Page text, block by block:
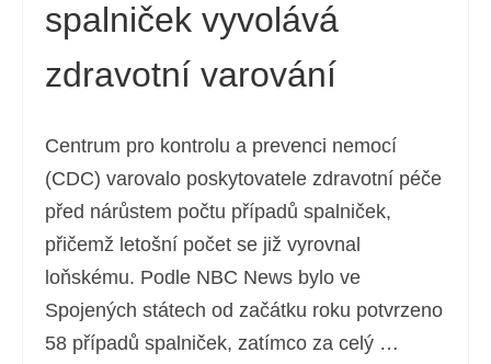
spalniček vyvolává
zdravotní varování
Centrum pro kontrolu a prevenci nemocí
(CDC) varovalo poskytovatele zdravotní péče
před nárůstem počtu případů spalniček,
přičemž letošní počet se již vyrovnal
loňskému. Podle NBC News bylo ve
Spojených státech od začátku roku potvrzeno
58 případů spalniček, zatímco za celý …